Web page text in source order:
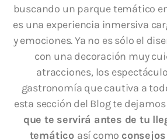
buscando un parque temático
es una experiencia inmersiva
y emociones. Ya no es sólo el
con una decoración muy
atracciones, los
gastronomía que cautiva a
esta sección del Blog te dejamos
que te servirá antes de tu
temático así como consejos